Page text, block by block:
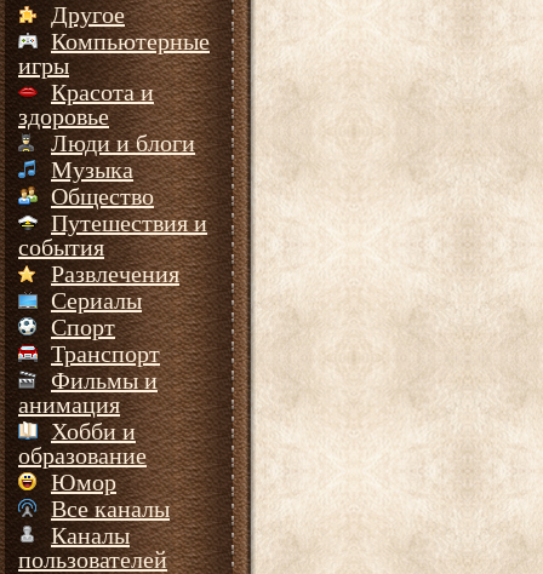
Другое
Компьютерные
игры
Красота и
здоровье
Люди и блоги
Музыка
Общество
Путешествия и
события
Развлечения
Сериалы
Спорт
Транспорт
Фильмы и
анимация
Хобби и
образование
Юмор
Все каналы
Каналы
пользователей